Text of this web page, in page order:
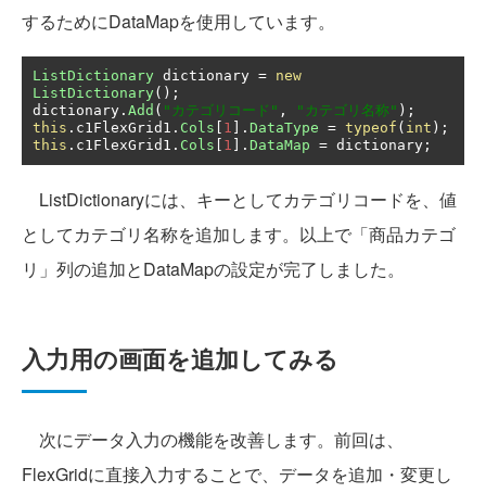
するためにDataMapを使用しています。
ListDictionary dictionary = new
ListDictionary();
dictionary . Add ( "カテゴリコード" , "カテゴリ名称" );
this . c1FlexGrid1 . Cols [ 1 ]. DataType = typeof ( int );
this . c1FlexGrid1 . Cols [ 1 ]. DataMap = dictionary ;
ListDictionaryには、キーとしてカテゴリコードを、値
としてカテゴリ名称を追加します。以上で「商品カテゴ
リ」列の追加とDataMapの設定が完了しました。
入力用の画面を追加してみる
次にデータ入力の機能を改善します。前回は、
FlexGridに直接入力することで、データを追加・変更し